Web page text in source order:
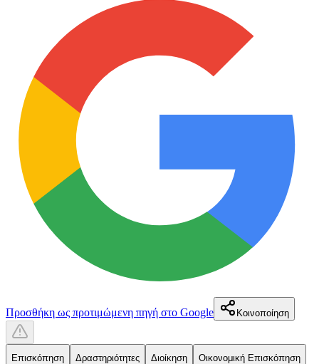
Προσθήκη ως προτιμώμενη πηγή στο Google Κοινοποίηση
Επισκόπηση Δραστηριότητες Διοίκηση Οικονομική Επισκόπηση